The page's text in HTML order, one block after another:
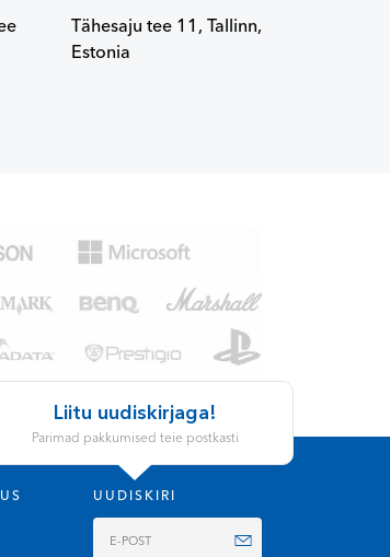
Tähesaju tee 11, Tallinn,
Estonia
UUDISKIRI
Liitu uudiskirjaga!
Parimad pakkumised teie postkasti